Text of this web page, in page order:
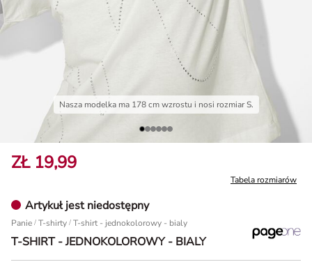
Nasza modelka ma 178 cm wzrostu i nosi rozmiar S.
ZŁ 19,99
Tabela rozmiarów
Artykuł jest niedostępny
Panie / T-shirty T-shirt - jednokolorowy - bialy
T-SHIRT - JEDNOKOLOROWY - BIALY